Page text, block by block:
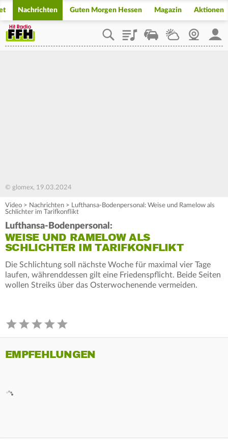
Nachrichten Guten Morgen Hessen Magazin Aktionen
PlaylistStaupilotWetterWebcam
© glomex, 19.03.2024
Video > Nachrichten > Lufthansa-Bodenpersonal: Weise und Ramelow als
Schlichter im Tarifkonflikt
Lufthansa-Bodenpersonal:
WEISE UND RAMELOW ALS
SCHLICHTER IM TARIFKONFLIKT
Die Schlichtung soll nächste Woche für maximal vier Tage
laufen, währenddessen gilt eine Friedenspflicht. Beide Seiten
wollen Streiks über das Osterwochenende vermeiden.
EMPFEHLUNGEN